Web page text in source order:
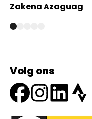
Zakena Azaguag
Volg ons